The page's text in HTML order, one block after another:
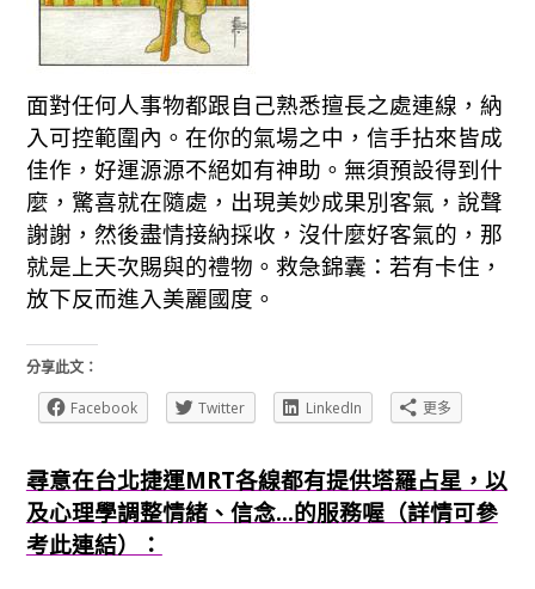
面對任何人事物都跟自己熟悉擅長之處連線，納
入可控範圍內。在你的氣場之中，信手拈來皆成
佳作，好運源源不絕如有神助。無須預設得到什
麼，驚喜就在隨處，出現美妙成果別客氣，說聲
謝謝，然後盡情接納採收，沒什麼好客氣的，那
就是上天次賜與的禮物。救急錦囊：若有卡住，
放下反而進入美麗國度。
分享此文：
Facebook
Twitter LinkedIn 更多
尋意在台北捷運MRT各線都有提供塔羅占星，以
及心理學調整情緒、信念...的服務喔（詳情可參
考此連結）：